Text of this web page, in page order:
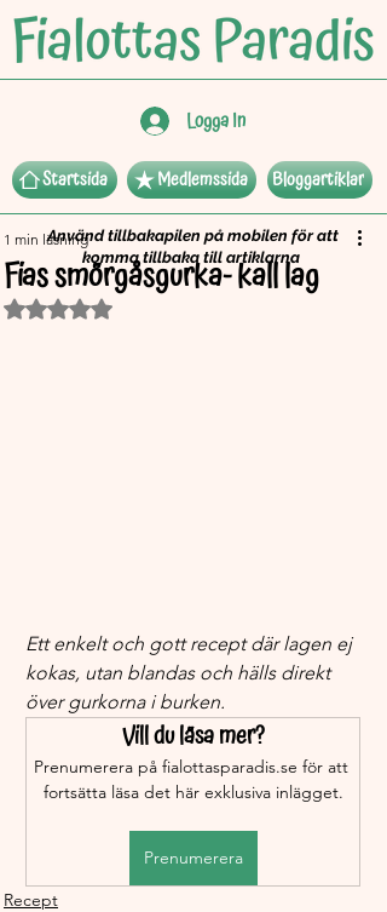
Logga In
Startsida Medlemssida Bloggartiklar
Fias smörgåsgurka- kall lag
1 min läsning
Betygsatt till NaN av 5 stjärnor.
Ett enkelt och gott recept där lagen ej
kokas, utan blandas och hälls direkt
över gurkorna i burken.
Vill du läsa mer?
Prenumerera på fialottasparadis.se för att
fortsätta läsa det här exklusiva inlägget.
Prenumerera
Recept
Använd tillbakapilen på mobilen för att
komma tillbaka till artiklarna